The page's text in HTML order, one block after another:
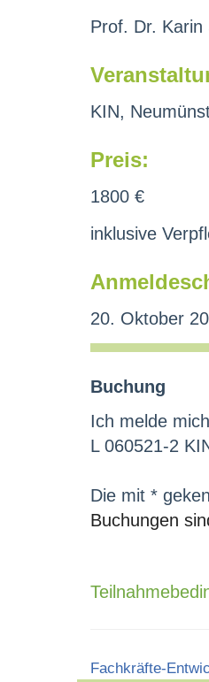
Prof. Dr. Karin
KIN,
Preis:
1800 €
inklusive
20. Oktober
Buchung
Ich melde
L 060521-2
Die mit *
Buchungen
Categories
Fachkräfte-